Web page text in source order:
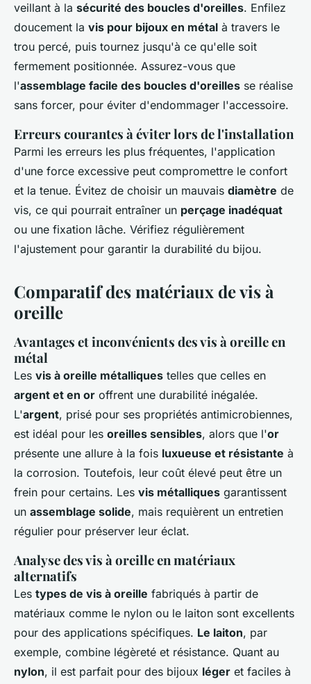
veillant à la sécurité des boucles d'oreilles. Enfilez
doucement la vis pour bijoux en métal à travers le
trou percé, puis tournez jusqu'à ce qu'elle soit
fermement positionnée. Assurez-vous que
l'assemblage facile des boucles d'oreilles se réalise
sans forcer, pour éviter d'endommager l'accessoire.
Erreurs courantes à éviter lors de l'installation
Parmi les erreurs les plus fréquentes, l'application
d'une force excessive peut compromettre le confort
et la tenue. Évitez de choisir un mauvais diamètre de
vis, ce qui pourrait entraîner un perçage inadéquat
ou une fixation lâche. Vérifiez régulièrement
l'ajustement pour garantir la durabilité du bijou.
Comparatif des matériaux de vis à
oreille
Avantages et inconvénients des vis à oreille en
métal
Les vis à oreille métalliques telles que celles en
argent et en or offrent une durabilité inégalée.
L'argent, prisé pour ses propriétés antimicrobiennes,
est idéal pour les oreilles sensibles, alors que l'or
présente une allure à la fois luxueuse et résistante à
la corrosion. Toutefois, leur coût élevé peut être un
frein pour certains. Les vis métalliques garantissent
un assemblage solide, mais requièrent un entretien
régulier pour préserver leur éclat.
Analyse des vis à oreille en matériaux
alternatifs
Les types de vis à oreille fabriqués à partir de
matériaux comme le nylon ou le laiton sont excellents
pour des applications spécifiques. Le laiton, par
exemple, combine légèreté et résistance. Quant au
nylon, il est parfait pour des bijoux léger et faciles à